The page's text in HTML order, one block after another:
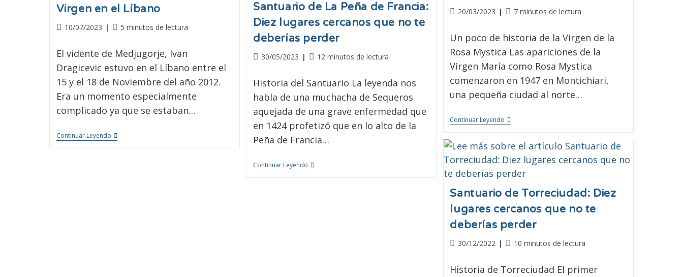
Virgen en el Líbano
10/07/2023 5 minutos de lectura
El vidente de Medjugorje, Ivan
Dragicevic estuvo en el Líbano entre el
15 y el 18 de Noviembre del año 2012.
Era un momento especialmente
complicado ya que se estaban…
Continuar Leyendo
Santuario de La Peña de Francia:
Diez lugares cercanos que no te
deberías perder
30/05/2023 12 minutos de lectura
Historia del Santuario La leyenda nos
habla de una muchacha de Sequeros
aquejada de una grave enfermedad que
en 1424 profetizó que en lo alto de la
Peña de Francia…
Continuar Leyendo
20/03/2023 7 minutos de lectura
Un poco de historia de la Virgen de la
Rosa Mystica Las apariciones de la
Virgen María como Rosa Mystica
comenzaron en 1947 en Montichiari,
una pequeña ciudad al norte…
Continuar Leyendo
Santuario de Torreciudad: Diez
lugares cercanos que no te
deberías perder
30/12/2022 10 minutos de lectura
Historia de Torreciudad El primer